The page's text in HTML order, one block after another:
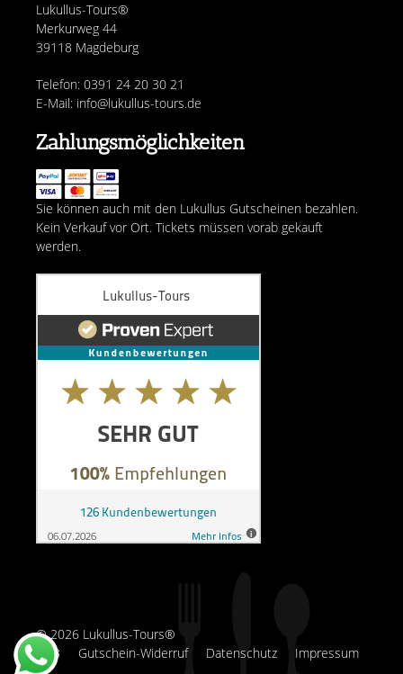
Lukullus-Tours®
Merkurweg 44
39118 Magdeburg
Telefon: 0391 24 20 30 21
E-Mail: info@lukullus-tours.de
Zahlungsmöglichkeiten
Sie können auch mit den Lukullus Gutscheinen bezahlen.
Kein Verkauf vor Ort. Tickets müssen vorab gekauft
werden.
AGB Gutschein-Widerruf Datenschutz Impressum
© 2026 Lukullus-Tours®